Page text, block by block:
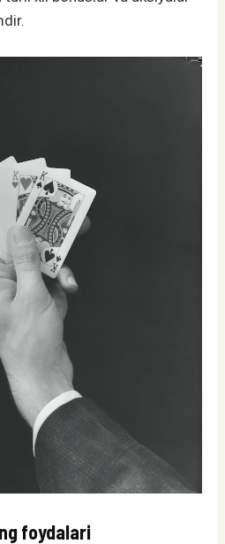
foydalari